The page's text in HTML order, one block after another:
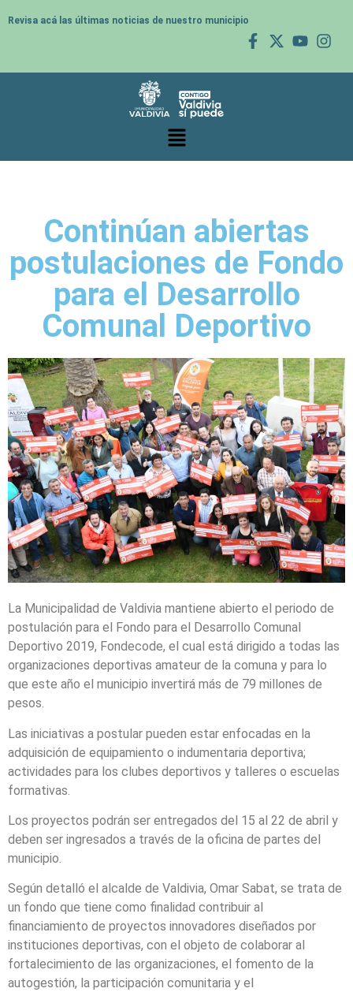
Revisa acá las últimas noticias de nuestro municipio
Continúan abiertas
postulaciones de Fondo
para el Desarrollo
Comunal Deportivo
La Municipalidad de Valdivia mantiene abierto el periodo de
postulación para el Fondo para el Desarrollo Comunal
Deportivo 2019, Fondecode, el cual está dirigido a todas las
organizaciones deportivas amateur de la comuna y para lo
que este año el municipio invertirá más de 79 millones de
pesos.
Las iniciativas a postular pueden estar enfocadas en la
adquisición de equipamiento o indumentaria deportiva;
actividades para los clubes deportivos y talleres o escuelas
formativas.
Los proyectos podrán ser entregados del 15 al 22 de abril y
deben ser ingresados a través de la oficina de partes del
municipio.
Según detalló el alcalde de Valdivia, Omar Sabat, se trata de
un fondo que tiene como finalidad contribuir al
financiamiento de proyectos innovadores diseñados por
instituciones deportivas, con el objeto de colaborar al
fortalecimiento de las organizaciones, el fomento de la
autogestión, la participación comunitaria y el